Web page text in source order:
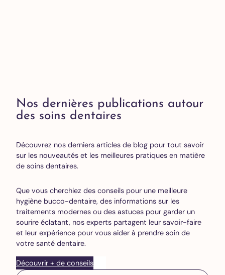
Nos dernières publications autour
des soins dentaires
Découvrez nos derniers articles de blog pour tout savoir
sur les nouveautés et les meilleures pratiques en matière
de soins dentaires.
Que vous cherchiez des conseils pour une meilleure
hygiène bucco-dentaire, des informations sur les
traitements modernes ou des astuces pour garder un
sourire éclatant, nos experts partagent leur savoir-faire
et leur expérience pour vous aider à prendre soin de
votre santé dentaire.
Découvrir + de conseils